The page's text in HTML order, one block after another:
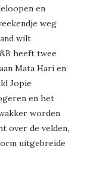
en
weg
wilt
heeft twee
Mata Hari en
Jopie
en het
worden
over de velden,
uitgebreide